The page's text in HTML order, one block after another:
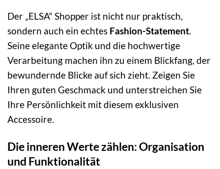
Der „ELSA“ Shopper ist nicht nur praktisch,
sondern auch ein echtes Fashion-Statement.
Seine elegante Optik und die hochwertige
Verarbeitung machen ihn zu einem Blickfang, der
bewundernde Blicke auf sich zieht. Zeigen Sie
Ihren guten Geschmack und unterstreichen Sie
Ihre Persönlichkeit mit diesem exklusiven
Accessoire.
Die inneren Werte zählen: Organisation
und Funktionalität